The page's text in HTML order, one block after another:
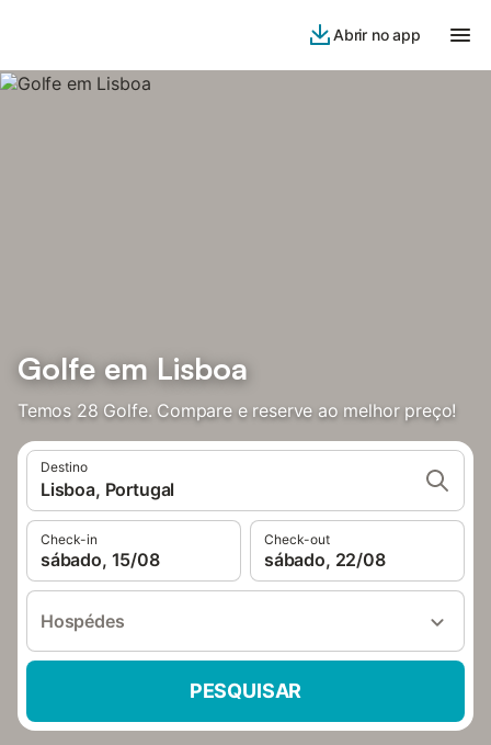
Abrir no app
Golfe em Lisboa
Temos 28 Golfe. Compare e reserve ao melhor preço!
Destino
Lisboa, Portugal
Check-in
sábado, 15/08
Check-out
sábado, 22/08
Hospédes
PESQUISAR